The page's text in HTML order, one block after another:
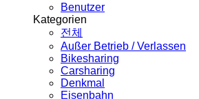
Benutzer
Kategorien
전체
Außer Betrieb / Verlassen
Bikesharing
Carsharing
Denkmal
Eisenbahn